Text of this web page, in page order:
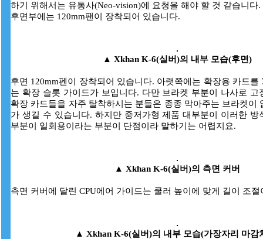
하기 위해서는 유통사(Neo-vision)에 요청을 해야 할 것 같습니다.
후면부에는 120mm팬이 장착되어 있습니다.
▲ Xkhan K-6(실버)의 내부 모습(후면)
후면 120mm펜이 장착되어 있습니다. 아랫쪽에는 확장용 카드를
는 확장 슬롯 가이드가 보입니다. 다만 브라켓 부분이 나사로 고
확장 카드들을 자주 탈착하시는 분들은 종종 막아주는 브라켓이
가 생길 수 있습니다. 하지만 중저가형 제품 대부분이 이러한 방
부분이 일회용이라는 부분이 단점이라 말하기는 어렵지요.
▲ Xkhan K-6(실버)의 측면 커버
측면 커버에 달린 CPU에어 가이드는 쿨러 높이에 맞게 길이 조
▲ Xkhan K-6(실버)의 내부 모습(가장자리 마감